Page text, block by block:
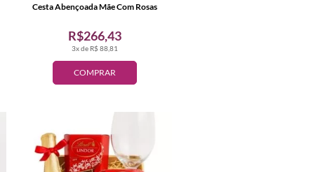
COMPRAR
3x de R$ 88,81
R$266,43
Cesta Abençoada Mãe Com Rosas